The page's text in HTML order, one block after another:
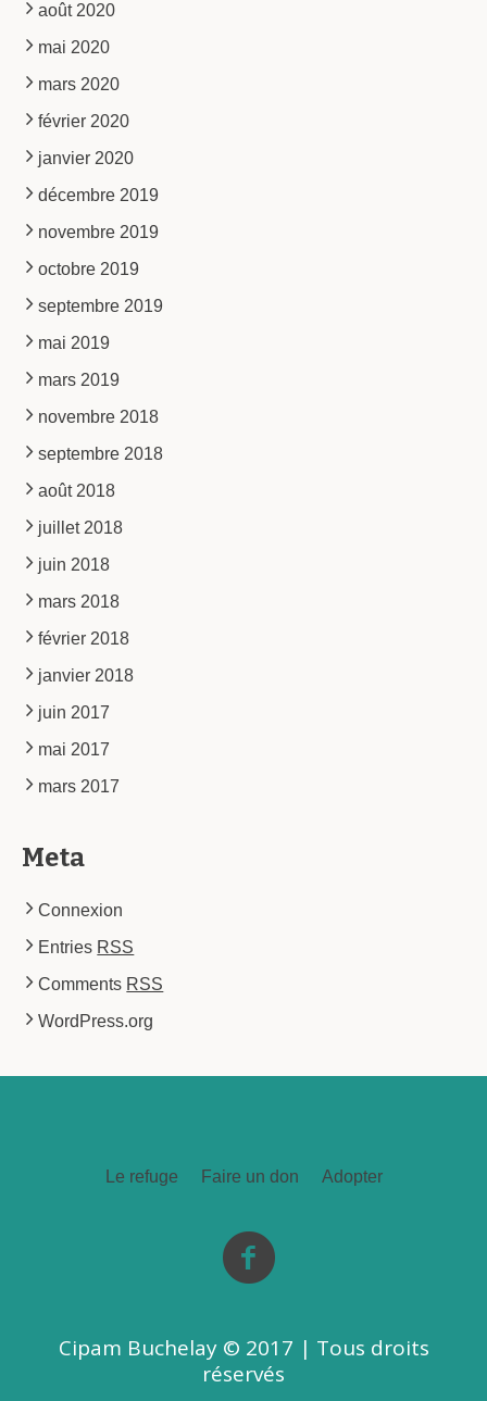
août 2020
mai 2020
mars 2020
février 2020
janvier 2020
décembre 2019
novembre 2019
octobre 2019
septembre 2019
mai 2019
mars 2019
novembre 2018
septembre 2018
août 2018
juillet 2018
juin 2018
mars 2018
février 2018
janvier 2018
juin 2017
mai 2017
mars 2017
Meta
Connexion
Entries RSS
Comments RSS
WordPress.org
Le refuge Faire un don Adopter
Cipam Buchelay © 2017 | Tous droits
réservés